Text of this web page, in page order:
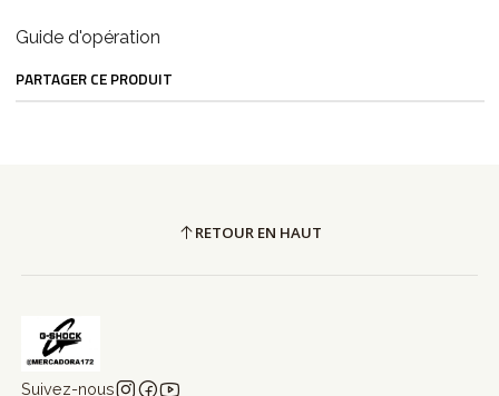
Guide d'opération
PARTAGER CE PRODUIT
RETOUR EN HAUT
Suivez-nous